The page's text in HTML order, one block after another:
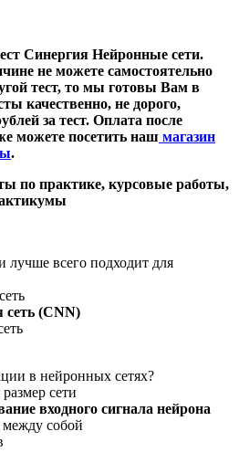
Синергия Нейронные сети.
не можете самостоятельно
тест, то мы готовы Вам в
качественно, не дорого,
за тест. Оплата после
можете посетить наш магазин
.
по практике, курсовые работы,
лучше всего подходит для
сеть (CNN)
в нейронных сетях?
сети
входного сигнала нейрона
между собой